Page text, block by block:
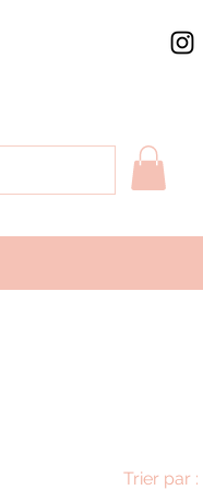
Trier par :